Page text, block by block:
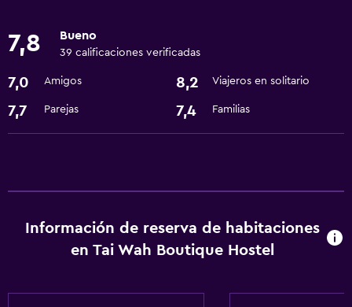
Wifi gratis
Accesibilidad y adecuación
Ascensor
7,8 Bueno
39 calificaciones verificadas
7,0 Amigos 8,2 Viajeros en solitario
7,7 Parejas 7,4 Familias
Información de reserva de habitaciones
en Tai Wah Boutique Hostel